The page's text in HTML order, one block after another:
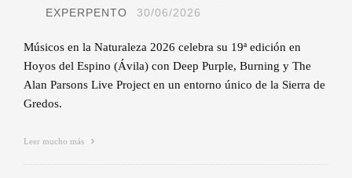
EXPERPENTO 30/06/2026
Músicos en la Naturaleza 2026 celebra su 19ª edición en
Hoyos del Espino (Ávila) con Deep Purple, Burning y The
Alan Parsons Live Project en un entorno único de la Sierra de
Gredos.
Leer mucho más